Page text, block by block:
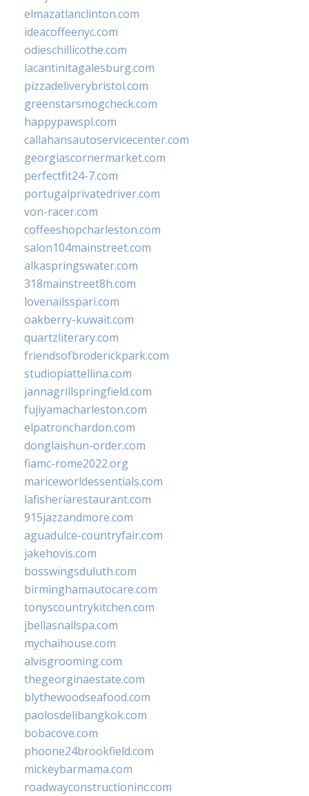
elmazatlanclinton.com
ideacoffeenyc.com
odieschillicothe.com
lacantinitagalesburg.com
pizzadeliverybristol.com
greenstarsmogcheck.com
happypawspl.com
callahansautoservicecenter.com
georgiascornermarket.com
perfectfit24-7.com
portugalprivatedriver.com
von-racer.com
coffeeshopcharleston.com
salon104mainstreet.com
alkaspringswater.com
318mainstreet8h.com
lovenailsspari.com
oakberry-kuwait.com
quartzliterary.com
friendsofbroderickpark.com
studiopiattellina.com
jannagrillspringfield.com
fujiyamacharleston.com
elpatronchardon.com
donglaishun-order.com
fiamc-rome2022.org
mariceworldessentials.com
lafisheriarestaurant.com
915jazzandmore.com
aguadulce-countryfair.com
jakehovis.com
bosswingsduluth.com
birminghamautocare.com
tonyscountrykitchen.com
jbellasnailspa.com
mychaihouse.com
alvisgrooming.com
thegeorginaestate.com
blythewoodseafood.com
paolosdelibangkok.com
bobacove.com
phoone24brookfield.com
mickeybarmama.com
roadwayconstructioninc.com